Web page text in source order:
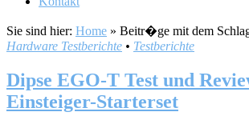
Sie sind hier: Home » Beitr�ge mit dem
Hardware Testberichte • Testberichte
Dipse EGO-T Test und
Einsteiger-Starterset